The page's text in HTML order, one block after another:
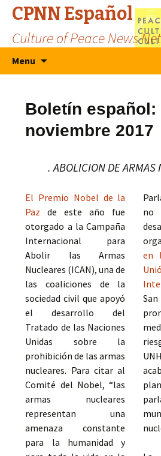
CPNN Español
Culture of Peace News
Menu
Boletín español:
noviembre 2017
. ABOLICION DE ARMAS
El Premio Nobel de la
Pazde este año fue
otorgado a la Campaña
Internacional para
Abolir las Armas
Nucleares (ICAN), una de
las coaliciones de la
sociedad civil que apoyó
el desarrollo del
Tratado de las Naciones
Unidas sobre la
prohibición de las armas
nucleares. Para citar al
Comité del Nobel, “las
armas nucleares
representan una
amenaza constante
para la humanidad y
no
en